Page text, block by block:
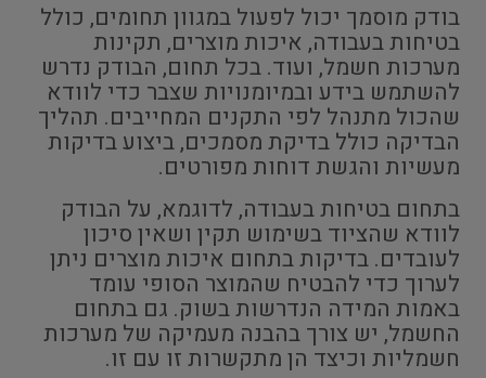
בודק מוסמך יכול לפעול במגוון תחומים, כולל
בטיחות בעבודה, איכות מוצרים, תקינות
מערכות חשמל, ועוד. בכל תחום, הבודק נדרש
להשתמש בידע ובמיומנויות שצבר כדי לוודא
שהכול מתנהל לפי התקנים המחייבים. תהליך
הבדיקה כולל בדיקת מסמכים, ביצוע בדיקות
מעשיות והגשת דוחות מפורטים.
בתחום בטיחות בעבודה, לדוגמא, על הבודק
לוודא שהציוד בשימוש תקין ושאין סיכון
לעובדים. בדיקות בתחום איכות מוצרים ניתן
לערוך כדי להבטיח שהמוצר הסופי עומד
באמות המידה הנדרשות בשוק. גם בתחום
החשמל, יש צורך בהבנה מעמיקה של מערכות
חשמליות וכיצד הן מתקשרות זו עם זו.